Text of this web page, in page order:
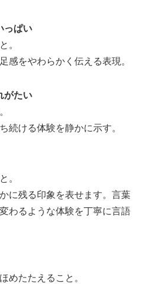
っぱい
。
感をやわらかく伝える表現。
がたい
続ける体験を静かに示す。
。
に残る印象を表せます。言葉
わるような体験を丁寧に言語
めたたえること。